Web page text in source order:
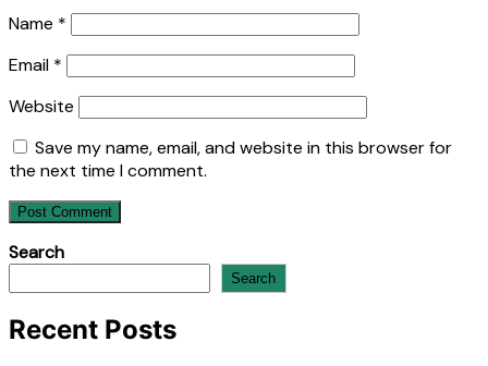
Name *
Email *
Website
Save my name, email, and website in this browser for
the next time I comment.
Search
Search
Recent Posts